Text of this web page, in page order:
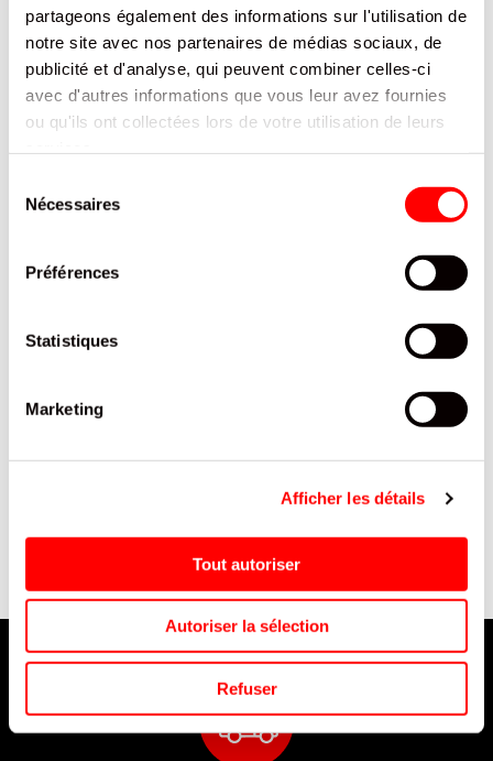
partageons également des informations sur l'utilisation de
notre site avec nos partenaires de médias sociaux, de
publicité et d'analyse, qui peuvent combiner celles-ci
avec d'autres informations que vous leur avez fournies
ou qu'ils ont collectées lors de votre utilisation de leurs
Nécessaires
Préférences
Statistiques
Marketing
Afficher les détails
Tout autoriser
Autoriser la sélection
Refuser
CARACTÉRISTIQUES
DOCUMENTATION
FOURCHETTE BAMBOU
BOITE SALADE KRAFT BRUN -
LOGO-75 CL